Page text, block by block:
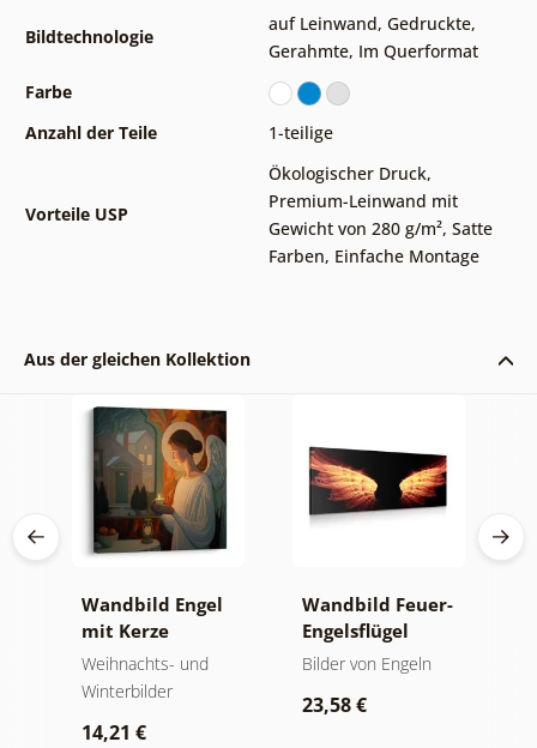
Bildtechnologie
auf Leinwand, Gedruckte,
Gerahmte, Im Querformat
Farbe
Anzahl der Teile
1-teilige
Vorteile USP
Ökologischer Druck,
Premium-Leinwand mit
Gewicht von 280 g/m², Satte
Farben, Einfache Montage
Aus der gleichen Kollektion
Wandbild Engel
mit Kerze
Weihnachts- und
Winterbilder
14,21 €
Wandbild Feuer-
Engelsflügel
Bilder von Engeln
23,58 €